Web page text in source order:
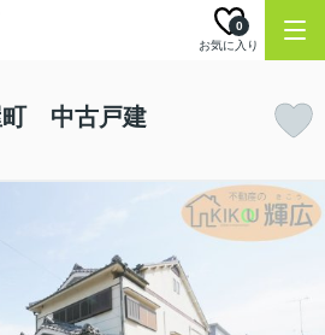
お気に入り
0
町 中古戸建